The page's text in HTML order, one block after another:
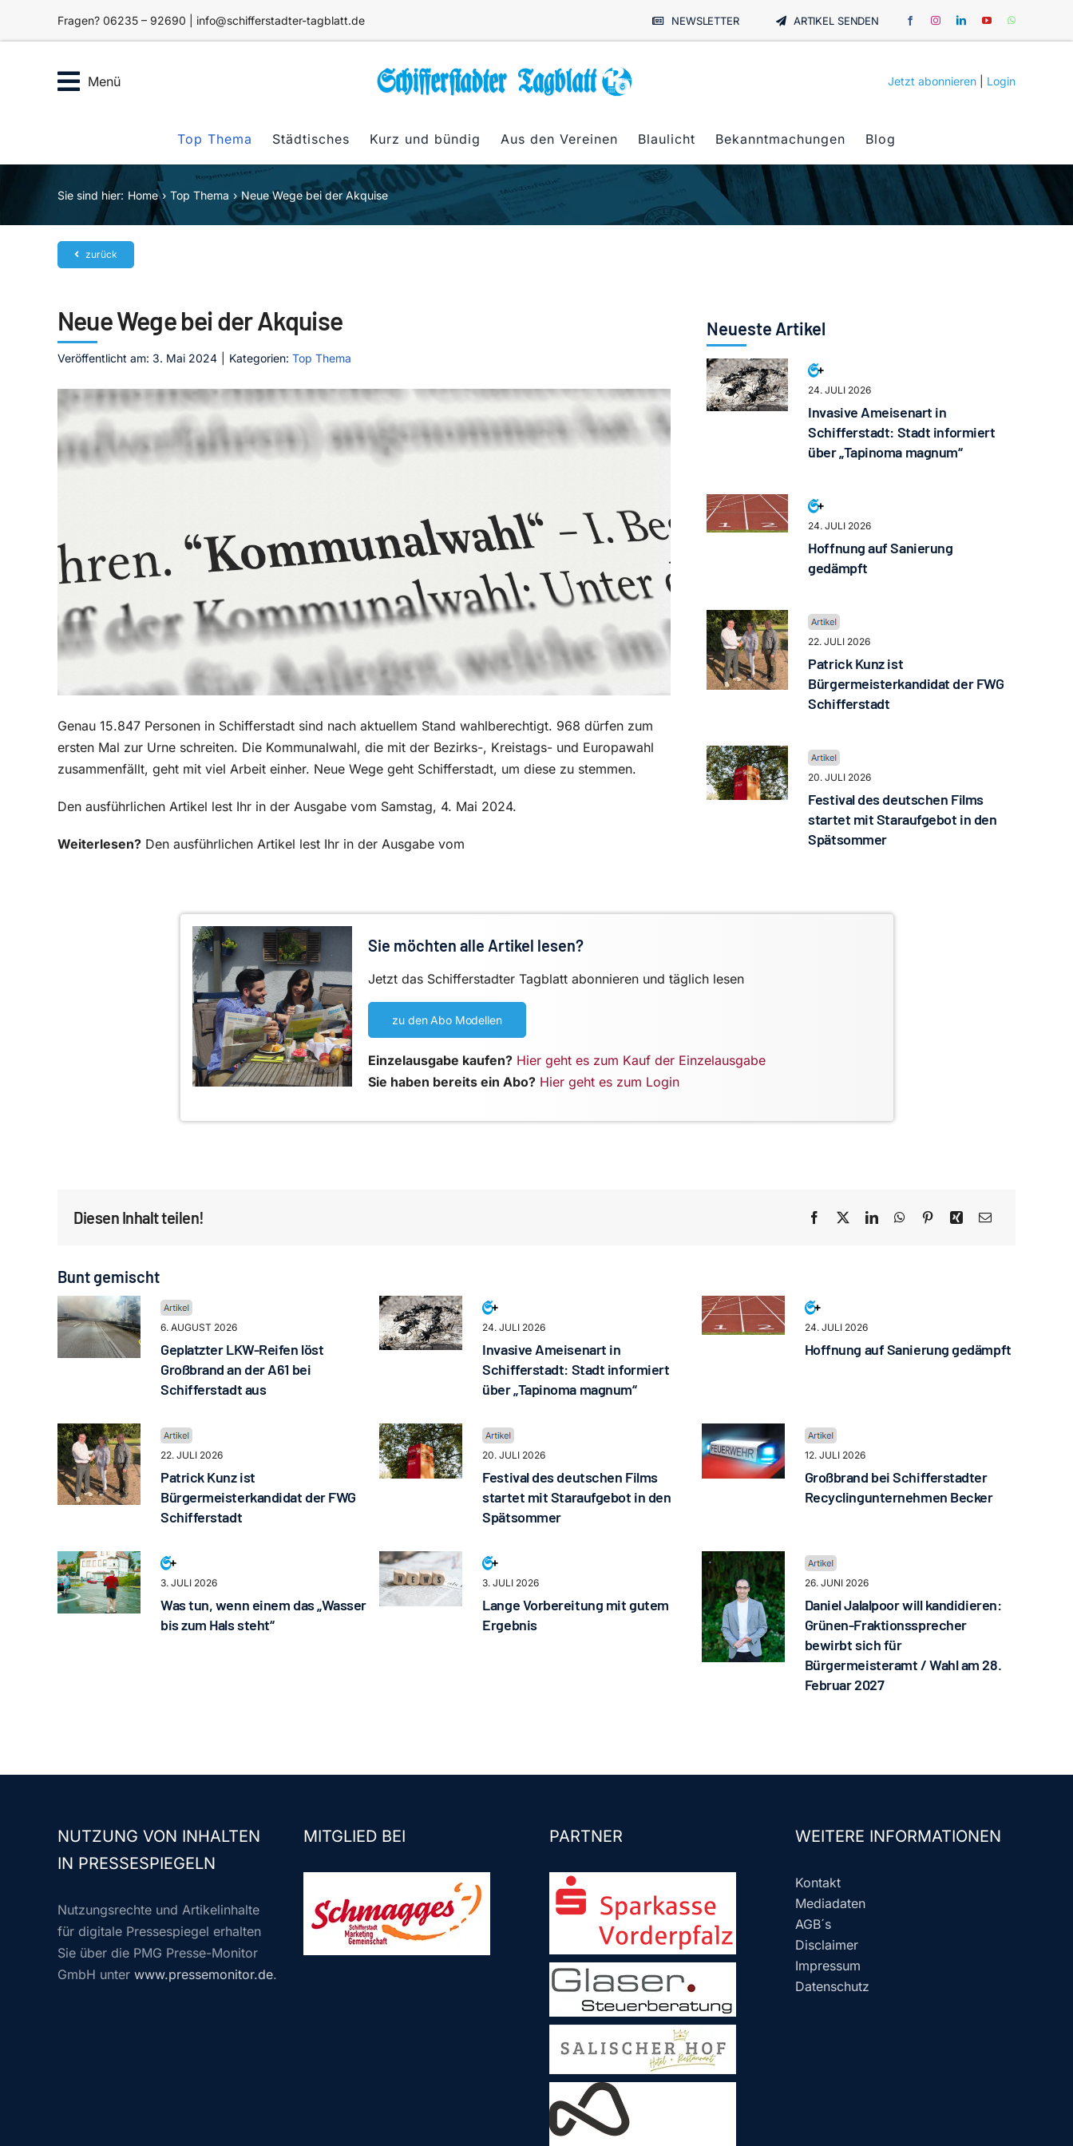
Fragen? 06235 – 92690 | info@schifferstadter-tagblatt.de NEWSLETTER ARTIKEL SENDEN
Menü Jetzt abonnieren Login
Top Thema Städtisches Kurz und bündig Aus den Vereinen Blaulicht Bekanntmachungen Blog
Sie sind hier: Home Top Thema Neue Wege bei der Akquise
zurück
Neue Wege bei der Akquise
Veröffentlicht am: 3. Mai 2024 Kategorien: Top Thema
Genau 15.847 Personen in Schifferstadt sind nach aktuellem Stand wahlberechtigt. 968 dürfen zum
ersten Mal zur Urne schreiten. Die Kommunalwahl, die mit der Bezirks-, Kreistags- und Europawahl
zusammenfällt, geht mit viel Arbeit einher. Neue Wege geht Schifferstadt, um diese zu stemmen.
Den ausführlichen Artikel lest Ihr in der Ausgabe vom Samstag, 4. Mai 2024.
Weiterlesen? Den ausführlichen Artikel lest Ihr in der Ausgabe vom
Neueste Artikel
24. JULI 2026
Invasive Ameisenart in
Schifferstadt: Stadt informiert
über „Tapinoma magnum“
24. JULI 2026
Hoffnung auf Sanierung
gedämpft
22. JULI 2026
Patrick Kunz ist
Bürgermeisterkandidat der FWG
Schifferstadt
20. JULI 2026
Festival des deutschen Films
startet mit Staraufgebot in den
Spätsommer
Sie möchten alle Artikel lesen?
Jetzt das Schifferstadter Tagblatt abonnieren und täglich lesen
zu den Abo Modellen
Einzelausgabe kaufen? Hier geht es zum Kauf der Einzelausgabe
Sie haben bereits ein Abo? Hier geht es zum Login
Diesen Inhalt teilen!
Bunt gemischt
6. AUGUST 2026
Geplatzter LKW-Reifen löst
Großbrand an der A61 bei
Schifferstadt aus
24. JULI 2026
Invasive Ameisenart in
Schifferstadt: Stadt informiert
über „Tapinoma magnum“
24. JULI 2026
Hoffnung auf Sanierung gedämpft
22. JULI 2026
Patrick Kunz ist
Bürgermeisterkandidat der FWG
Schifferstadt
20. JULI 2026
Festival des deutschen Films
startet mit Staraufgebot in den
Spätsommer
12. JULI 2026
Großbrand bei Schifferstadter
Recyclingunternehmen Becker
3. JULI 2026
Was tun, wenn einem das „Wasser
bis zum Hals steht“
3. JULI 2026
Lange Vorbereitung mit gutem
Ergebnis
26. JUNI 2026
Daniel Jalalpoor will kandidieren:
Grünen-Fraktionssprecher
bewirbt sich für
Bürgermeisteramt / Wahl am 28.
Februar 2027
NUTZUNG VON INHALTEN
IN PRESSESPIEGELN
Nutzungsrechte und Artikelinhalte
für digitale Pressespiegel erhalten
Sie über die PMG Presse-Monitor
GmbH unter www.pressemonitor.de.
MITGLIED BEI PARTNER WEITERE INFORMATIONEN
Kontakt
Mediadaten
AGB´s
Disclaimer
Impressum
Datenschutz